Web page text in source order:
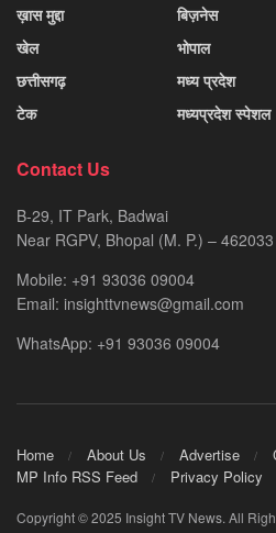
ख़ास मुद्दा
खेल
छत्तीसगढ़
टेक
बिज़नेस
भोपाल
मध्य प्रदेश
मध्यप्रदेश स्पेशल
Contact Us
B-29, IT Park, Badwai
Near RGPV, Bhopal (M. P.) – 462033
Mobile: +91 93036 09004
Email: insighttvnews@gmail.com
WhatsApp: +91 93036 09004
Home About Us Advertise
MP Info RSS Feed
Privacy Policy
Copyright © 2025 Insight TV News. All